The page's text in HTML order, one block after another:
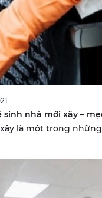
sinh nhà mới xây –
là một trong